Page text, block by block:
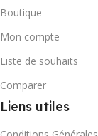
Boutique
Mon compte
Liste de souhaits
Comparer
Liens utiles